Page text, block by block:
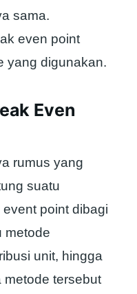
sama.
even point
yang digunakan.
Even
rumus yang
suatu
point dibagi
metode
unit, hingga
metode tersebut